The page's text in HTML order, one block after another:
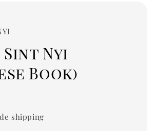
Nyi
Book)
shipping